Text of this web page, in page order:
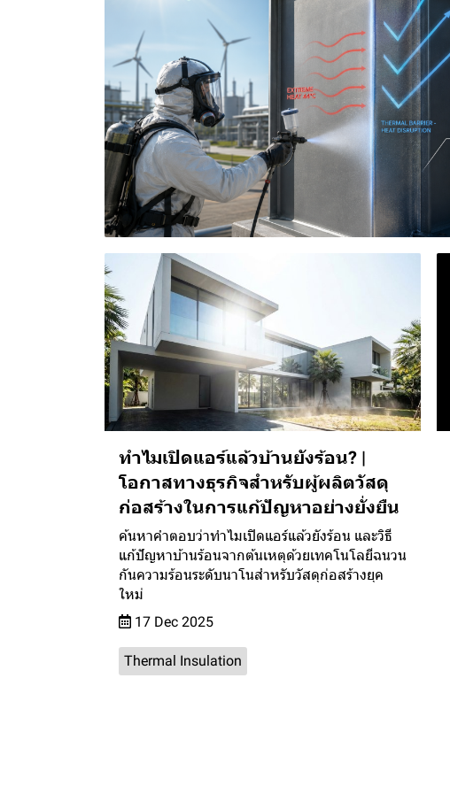
ทำไมเปิดแอร์แล้วบ้านยังร้อน? |
โอกาสทางธุรกิจสำหรับผู้ผลิตวัสดุ
ก่อสร้างในการแก้ปัญหาอย่างยั่งยืน
ค้นหาคำตอบว่าทำไมเปิดแอร์แล้วยังร้อน และวิธี
แก้ปัญหาบ้านร้อนจากต้นเหตุด้วยเทคโนโลยีฉนวน
กันความร้อนระดับนาโนสำหรับวัสดุก่อสร้างยุค
ใหม่
17 Dec 2025
Thermal Insulation